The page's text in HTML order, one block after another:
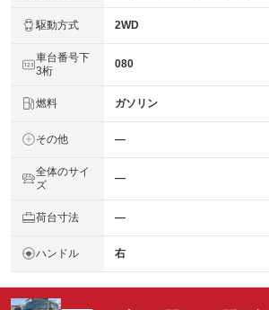
駆動方式 2WD
車台番号下
3桁
080
燃料 ガソリン
その他 ―
全体のサイ
ズ
―
荷台寸法 ―
ハンドル 右